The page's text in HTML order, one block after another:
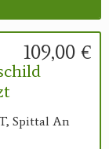
109,00 €
Spittal An